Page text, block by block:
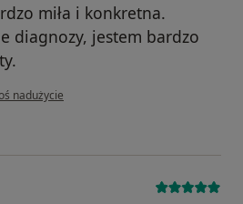
miła i konkretna.
diagnozy, jestem bardzo
użytkownika Konto zostało usunięte
nadużycie